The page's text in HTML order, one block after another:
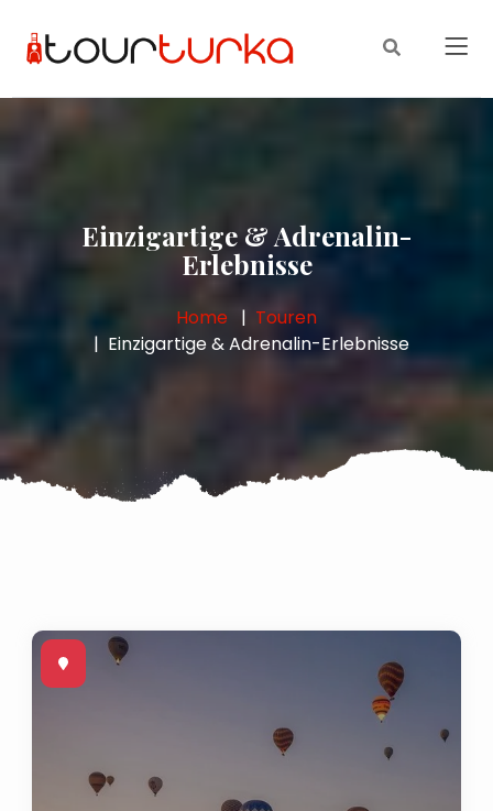
Einzigartige & Adrenalin-
Erlebnisse
Home
Touren
Einzigartige & Adrenalin-Erlebnisse